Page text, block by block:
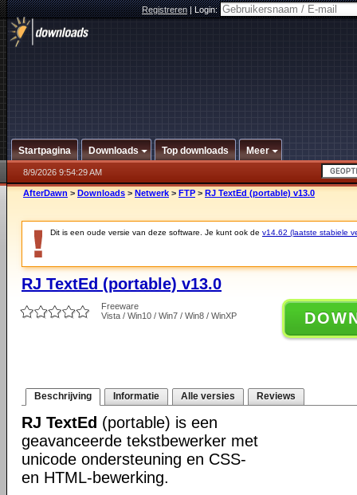
Registreren|Login:
Startpagina Downloads Top downloads Meer
8/9/2026 9:54:29 AM
AfterDawn > Downloads > Netwerk > FTP > RJ TextEd (portable) v13.0
Dit is een oude versie van deze software. Je kunt ook de v14.62 (laatste stabiele
RJ TextEd (portable) v13.0
Freeware
Vista / Win10 / Win7 / Win8 / WinXP
Beschrijving Informatie Alle versies Reviews
RJ TextEd (portable) is een
geavanceerde tekstbewerker met
unicode ondersteuning en CSS-
en HTML-bewerking.